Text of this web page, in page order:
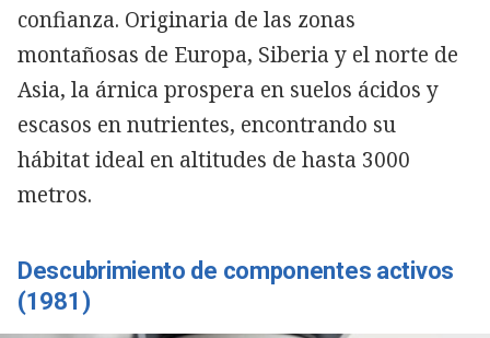
confianza. Originaria de las zonas
montañosas de Europa, Siberia y el norte de
Asia, la árnica prospera en suelos ácidos y
escasos en nutrientes, encontrando su
hábitat ideal en altitudes de hasta 3000
metros.
Descubrimiento de componentes activos
(1981)